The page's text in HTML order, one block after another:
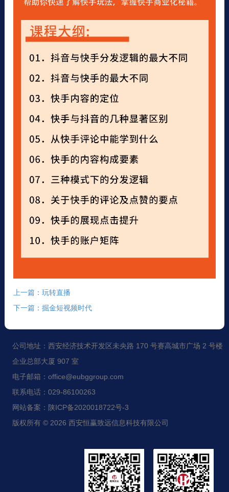
上一篇：玩转直播
下一篇：掘金短视频时代
公司地址：西安经济技术开发区未央路 170 号赛高城市广场 2 号楼
企业总部大厦 907 室
电子邮箱：office@eubggroup.com
联系电话：029-86100263
网站备案：陕ICP备2020018722号-3
版权所有 © 2026 西安恒赢致远信息科技有限公司